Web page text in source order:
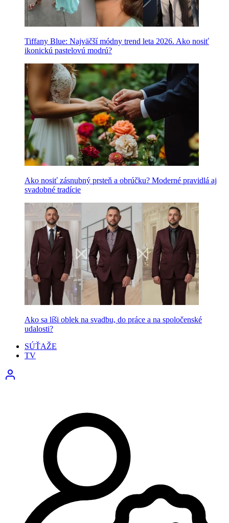
Tiffany Blue: Najväčší módny trend leta 2026. Ako nosiť
ikonickú pastelovú modrú?
Ako nosiť zásnubný prsteň a obrúčku? Moderné pravidlá aj
svadobné tradície
Ako sa líši oblek na svadbu, do práce a na spoločenské
udalosti?
SÚŤAŽE
TV